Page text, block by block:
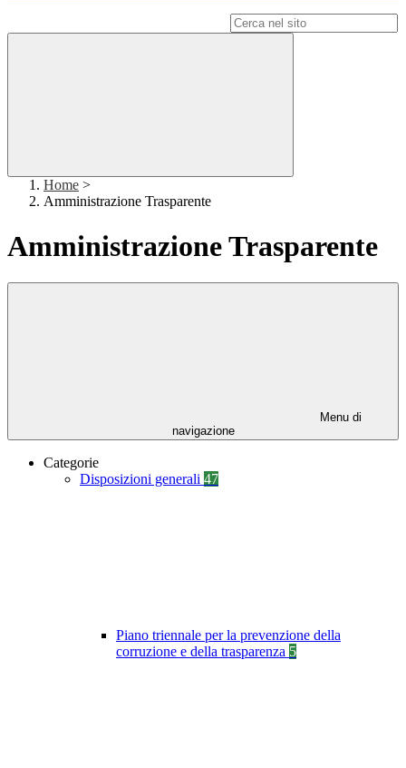
Home >
Amministrazione Trasparente
Amministrazione Trasparente
Menu di
navigazione
Categorie
Disposizioni generali 47
Piano triennale per la prevenzione della
corruzione e della trasparenza 5